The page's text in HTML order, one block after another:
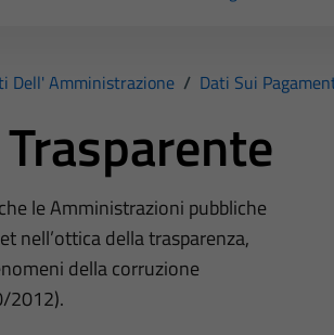
Dell' Amministrazione / Dati Sui
le Amministrazioni pubbliche
nell’ottica della trasparenza,
della corruzione
2012).